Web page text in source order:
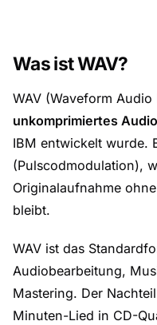
Was ist WAV?
WAV (Waveform Audio
unkomprimiertes
IBM entwickelt wurde.
(Pulscodmodulation),
Originalaufnahme
bleibt.
WAV ist das
Audiobearbeitung,
Mastering. Der
Minuten-Lied in CD-